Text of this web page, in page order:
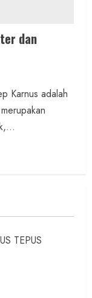
dan
Karnus adalah